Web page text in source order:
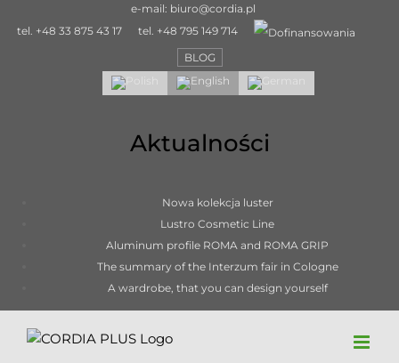
e-mail: biuro@cordia.pl
tel. +48 33 875 43 17 tel. +48 795 149 714
BLOG
Aktualności
Nowa kolekcja luster
Lustro Cosmetic Line
Aluminum profile ROMA and ROMA GRIP
The summary of the Interzum fair in Cologne
A wardrobe, that you can design yourself